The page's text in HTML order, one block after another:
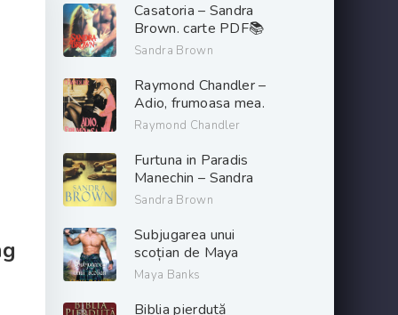
Casatoria – Sandra
Brown. carte PDF📚
Sandra Brown
Raymond Chandler –
Adio, frumoasa mea.
PDF📚
Raymond Chandler
Furtuna in Paradis
Manechin – Sandra
Brown. PDF📚
Sandra Brown
Subjugarea unui
scoțian de Maya
Banks descarcă carți
gratis .pdf 📖
Maya Banks
Biblia pierdută